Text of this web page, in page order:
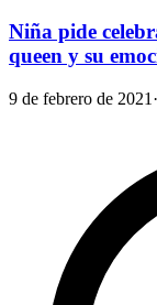
Niña pide
queen y su
9 de febrero de 2021 ·